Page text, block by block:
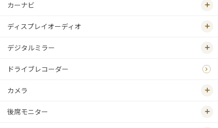
カーナビ
ディスプレイオーディオ
デジタルミラー
ドライブレコーダー
カメラ
後席モニター